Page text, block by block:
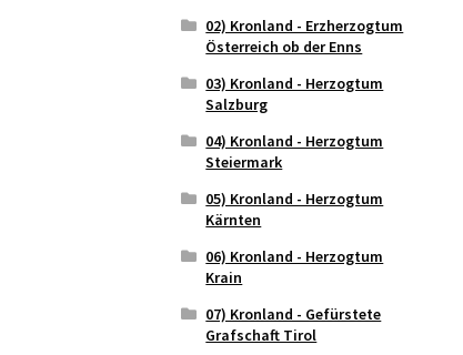
02) Kronland - Erzherzogtum
Österreich ob der Enns
03) Kronland - Herzogtum
Salzburg
04) Kronland - Herzogtum
Steiermark
05) Kronland - Herzogtum
Kärnten
06) Kronland - Herzogtum
Krain
07) Kronland - Gefürstete
Grafschaft Tirol